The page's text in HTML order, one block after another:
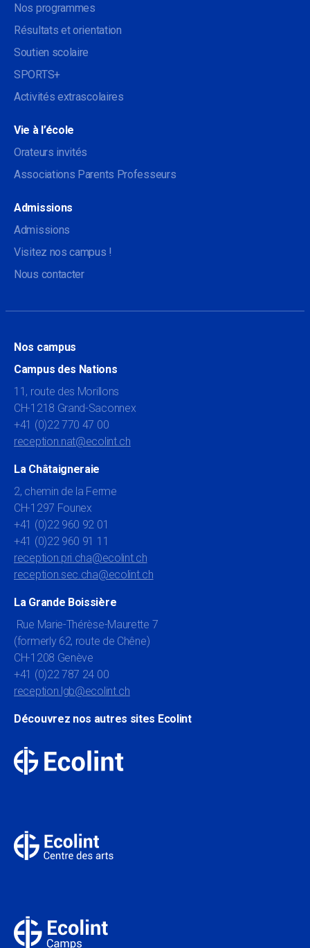
Nos programmes
Résultats et orientation
Soutien scolaire
SPORTS+
Activités extrascolaires
Vie à l’école
Orateurs invités
Associations Parents Professeurs
Admissions
Admissions
Visitez nos campus !
Nous contacter
Nos campus
Campus des Nations
11, route des Morillons
CH-1218 Grand-Saconnex
+41 (0)22 770 47 00
reception.nat@ecolint.ch
La Châtaigneraie
2, chemin de la Ferme
CH-1297 Founex
+41 (0)22 960 92 01
+41 (0)22 960 91 11
reception.pri.cha@ecolint.ch
reception.sec.cha@ecolint.ch
La Grande Boissière
Rue Marie-Thérèse-Maurette 7
(formerly 62, route de Chêne)
CH-1208 Genève
+41 (0)22 787 24 00
reception.lgb@ecolint.ch
Découvrez nos autres sites Ecolint